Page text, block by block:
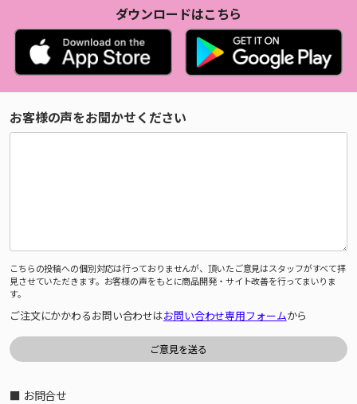
ダウンロードはこちら
お客様の声をお聞かせください
こちらの投稿への個別対応は行っておりませんが、頂いたご意見はスタッフがすべて拝
見させていただきます。お客様の声をもとに商品開発・サイト改善を行ってまいりま
す。
ご注文にかかわるお問い合わせはお問い合わせ専用フォームから
■ お問合せ